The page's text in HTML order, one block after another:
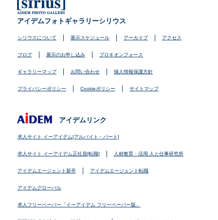
アイデムフォトギャラリーシリウス
シリウスについて 展示スケジュール アーカイブ アクセス
ブログ 展示のお申し込み プロキオンフォース
ギャラリーマップ お問い合わせ 個人情報保護方針
プライバシーポリシー Cookieポリシー サイトマップ
アイデムリンク
求人サイト イーアイデム[アルバイト・パート]
求人サイト イーアイデム正社員[転職] 人材教育・活用 人と仕事研究所
アイデムエージェント新卒 アイデムエージェント転職
アイデムグローバル
求人フリーペーパー「イーアイデム フリーペーパー版」